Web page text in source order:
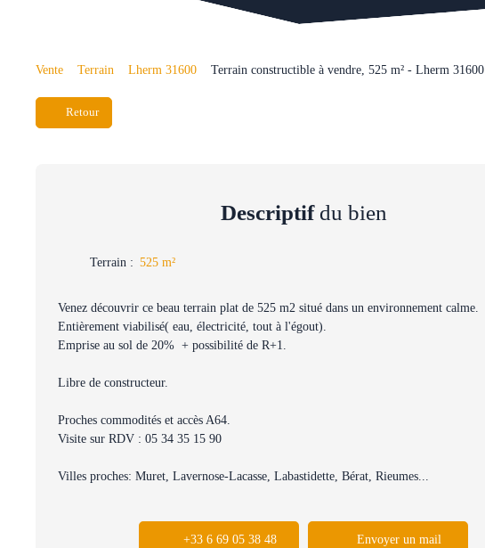
Vente Terrain Lherm 31600 Terrain constructible à vendre, 525 m² - Lherm 31600
Retour
Descriptifdu bien
Terrain : 525 m²
Venez découvrir ce beau terrain plat de 525 m2 situé dans un environnement calme.
Entièrement viabilisé( eau, électricité, tout à l'égout).
Emprise au sol de 20% + possibilité de R+1.
Libre de constructeur.
Proches commodités et accès A64.
Visite sur RDV : 05 34 35 15 90
Villes proches: Muret, Lavernose-Lacasse, Labastidette, Bérat, Rieumes...
+33 6 69 05 38 48 Envoyer un mail